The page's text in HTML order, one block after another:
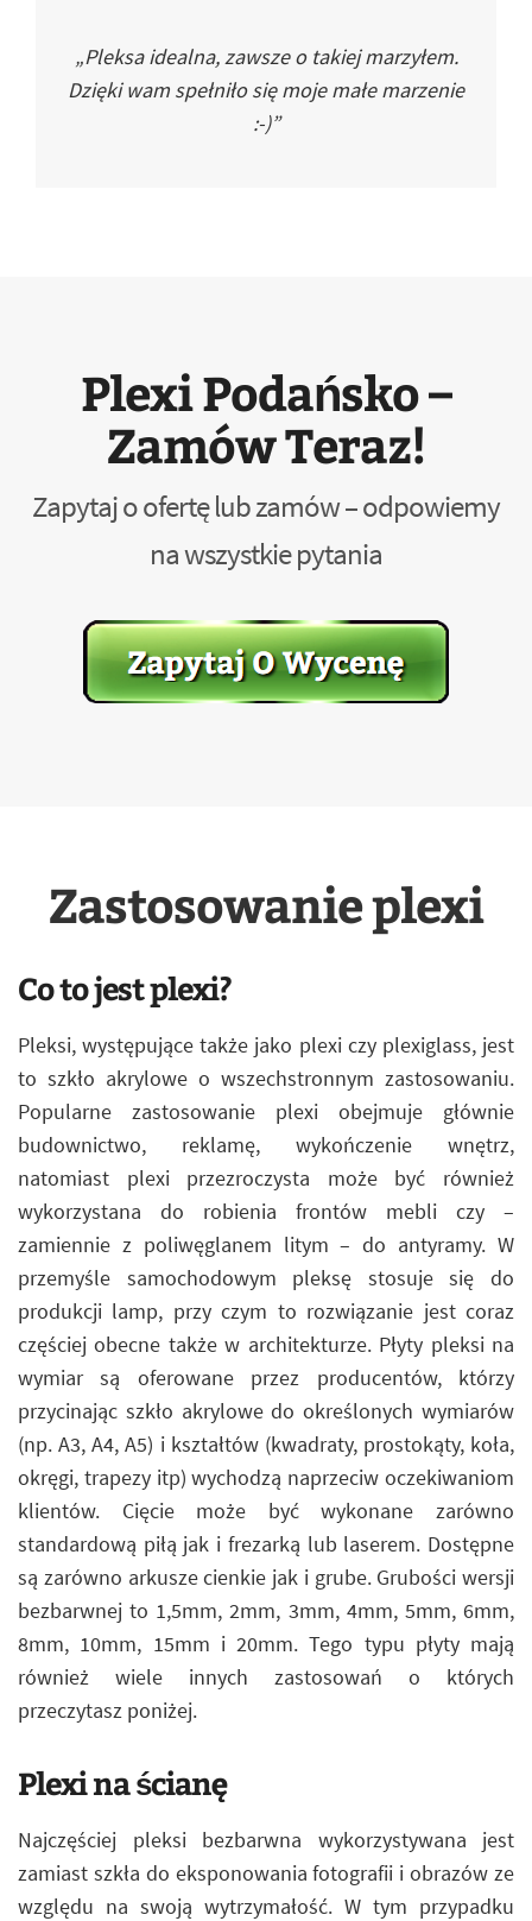
„Pleksa idealna, zawsze o takiej marzyłem.
Dzięki wam spełniło się moje małe marzenie
:-)”
Plexi Podańsko –
Zamów Teraz!
Zapytaj o ofertę lub zamów – odpowiemy
na wszystkie pytania
Zastosowanie plexi
Co to jest plexi?
Pleksi, występujące także jako plexi czy plexiglass, jest
to szkło akrylowe o wszechstronnym zastosowaniu.
Popularne zastosowanie plexi obejmuje głównie
budownictwo, reklamę, wykończenie wnętrz,
natomiast plexi przezroczysta może być również
wykorzystana do robienia frontów mebli czy –
zamiennie z poliwęglanem litym – do antyramy. W
przemyśle samochodowym pleksę stosuje się do
produkcji lamp, przy czym to rozwiązanie jest coraz
częściej obecne także w architekturze. Płyty pleksi na
wymiar są oferowane przez producentów, którzy
przycinając szkło akrylowe do określonych wymiarów
(np. A3, A4, A5) i kształtów (kwadraty, prostokąty, koła,
okręgi, trapezy itp) wychodzą naprzeciw oczekiwaniom
klientów. Cięcie może być wykonane zarówno
standardową piłą jak i frezarką lub laserem. Dostępne
są zarówno arkusze cienkie jak i grube. Grubości wersji
bezbarwnej to 1,5mm, 2mm, 3mm, 4mm, 5mm, 6mm,
8mm, 10mm, 15mm i 20mm. Tego typu płyty mają
również wiele innych zastosowań o których
przeczytasz poniżej.
Plexi na ścianę
Najczęściej pleksi bezbarwna wykorzystywana jest
zamiast szkła do eksponowania fotografii i obrazów ze
względu na swoją wytrzymałość. W tym przypadku